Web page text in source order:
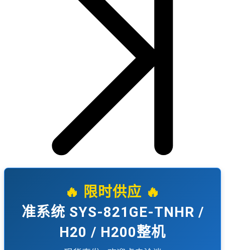
🔥 限时供应 🔥
准系统 SYS-821GE-TNHR /
H20 / H200整机